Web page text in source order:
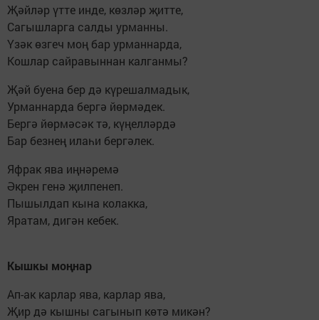
Җәйләр үтте инде, көзләр җитте,
Сагышларга салды урманны.
Үзәк өзгеч моң бар урманнарда,
Кошлар сайравыннан калганмы?
Җәй буена бер дә күрешалмадык,
Урманнарда бергә йөрмәдек.
Бергә йөрмәсәк тә, күңелләрдә
Бар безнең илаһи бергәлек.
Яфрак ява иңнәремә
Әкрен генә җилпенеп.
Пышылдап кына колакка,
Яратам, дигән кебек.
Кышкы моңнар
Ап-ак карлар ява, карлар ява,
Җир дә кышны сагынып көтә микән?